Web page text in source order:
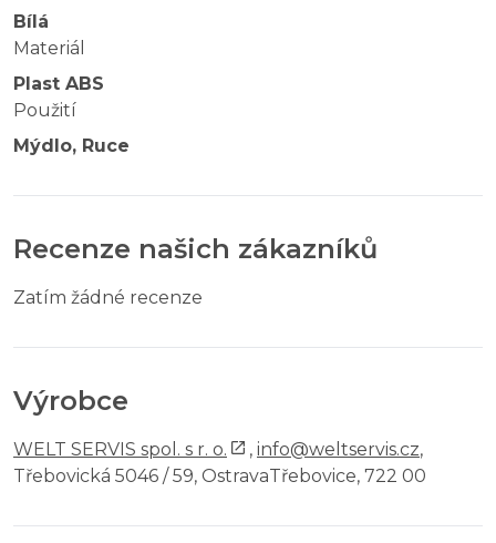
Bílá
Materiál
Plast ABS
Použití
Mýdlo, Ruce
Recenze našich zákazníků
Zatím žádné recenze
Výrobce
WELT SERVIS spol. s r. o. , info@weltservis.cz,
Třebovická 5046 / 59, OstravaTřebovice, 722 00